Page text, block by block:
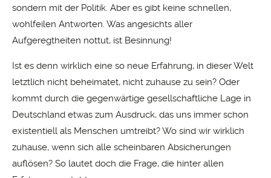
sondern mit der Politik. Aber es gibt keine schnellen,
wohlfeilen Antworten. Was angesichts aller
Aufgeregtheiten nottut, ist Besinnung!
Ist es denn wirklich eine so neue Erfahrung, in dieser Welt
letztlich nicht beheimatet, nicht zuhause zu sein? Oder
kommt durch die gegenwärtige gesellschaftliche Lage in
Deutschland etwas zum Ausdruck, das uns immer schon
existentiell als Menschen umtreibt? Wo sind wir wirklich
zuhause, wenn sich alle scheinbaren Absicherungen
auflösen? So lautet doch die Frage, die hinter allen